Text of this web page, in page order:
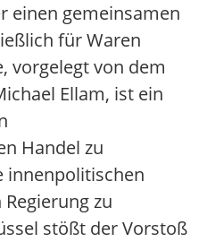
einen gemeinsamen
für Waren
vorgelegt von dem
Ellam, ist ein
Handel zu
innenpolitischen
zu
stößt der Vorstoß